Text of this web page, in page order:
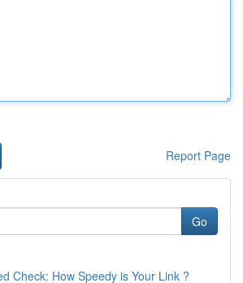
Report Page
Go
Check: How Speedy is Your Link ?